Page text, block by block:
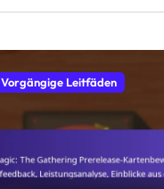
Vorgängige Leitfäden